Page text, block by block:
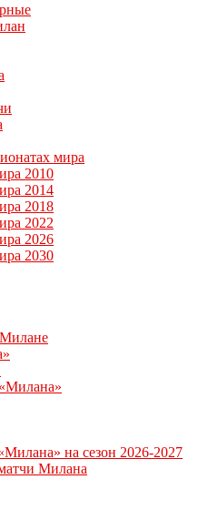
мира
2010
2014
2018
2022
2026
2030
на сезон 2026-2027
Милана